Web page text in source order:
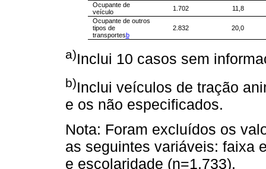
Ocupante de
veículo
1.702
11,8
Ocupante de outros
tipos de
transportesb
2.832 20,0
a)Inclui 10 casos sem
b)Inclui veículos de tração
e os não especificados.
Nota: Foram excluídos os
as seguintes variáveis: faixa
e escolaridade (n=1.733).